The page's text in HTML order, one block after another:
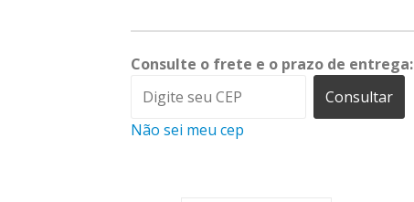
Consulte o frete e o prazo de entrega:
Consultar
Não sei meu cep